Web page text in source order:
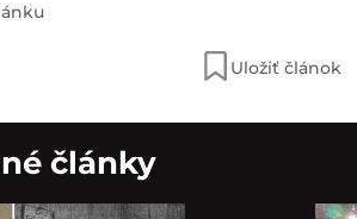
Uložiť článok
články